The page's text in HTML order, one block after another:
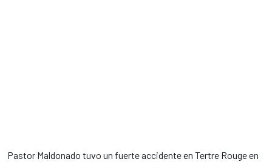
Pastor Maldonado tuvo un fuerte accidente en Tertre Rouge en